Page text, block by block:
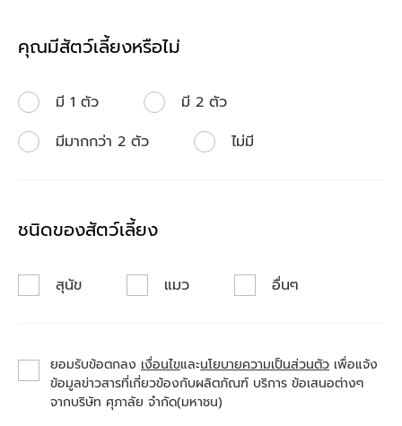
คุณมีสัตว์เลี้ยงหรือไม่
มี 1 ตัว
มี 2 ตัว
มีมากกว่า 2 ตัว
ไม่มี
ชนิดของสัตว์เลี้ยง
สุนัข แมว อื่นๆ
ยอมรับข้อตกลง เงื่อนไขและนโยบายความเป็นส่วนตัว เพื่อแจ้ง
ข้อมูลข่าวสารที่เกี่ยวข้องกับผลิตภัณฑ์ บริการ ข้อเสนอต่างๆ
จากบริษัท ศุภาลัย จำกัด(มหาชน)